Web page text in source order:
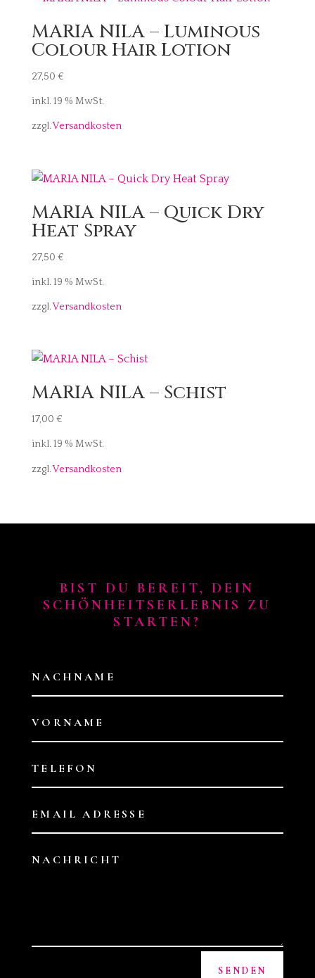
MARIA NILA – Luminous
Colour Hair Lotion
27,50 €
inkl. 19 % MwSt.
zzgl.Versandkosten
MARIA NILA – Quick Dry
Heat Spray
27,50 €
inkl. 19 % MwSt.
zzgl.Versandkosten
MARIA NILA – Schist
17,00 €
inkl. 19 % MwSt.
zzgl.Versandkosten
BIST DU BEREIT, DEIN
SCHÖNHEITSERLEBNIS ZU
STARTEN?
SENDEN